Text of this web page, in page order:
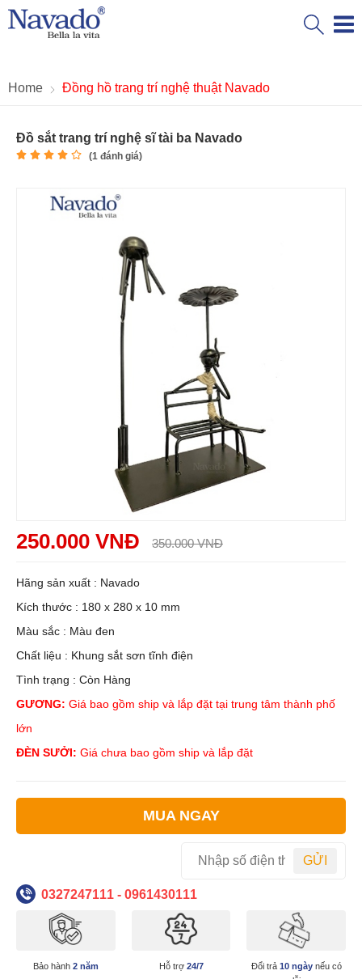
Home Đồng hồ trang trí nghệ thuật Navado
Đồ sắt trang trí nghệ sĩ tài ba Navado
(1 đánh giá)
250.000 VNĐ 350.000 VNĐ
Hãng sản xuất : Navado
Kích thước : 180 x 280 x 10 mm
Màu sắc : Màu đen
Chất liệu : Khung sắt sơn tĩnh điện
Tình trạng : Còn Hàng
GƯƠNG: Giá bao gồm ship và lắp đặt tại trung tâm thành phố
lớn
ĐÈN SƯỞI: Giá chưa bao gồm ship và lắp đặt
MUA NGAY
GỬI
0327247111 - 0961430111
Bảo hành 2 năm Hỗ trợ 24/7 Đổi trả 10 ngàynếu có